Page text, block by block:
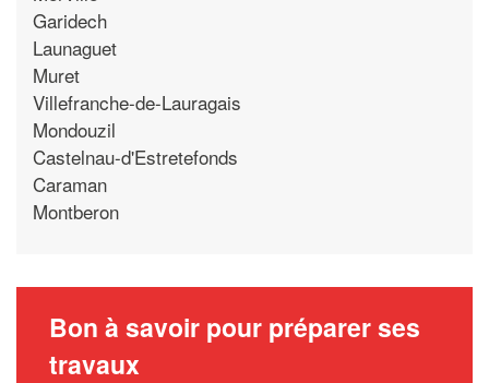
Garidech
Launaguet
Muret
Villefranche-de-Lauragais
Mondouzil
Castelnau-d'Estretefonds
Caraman
Montberon
Bon à savoir pour préparer ses
travaux